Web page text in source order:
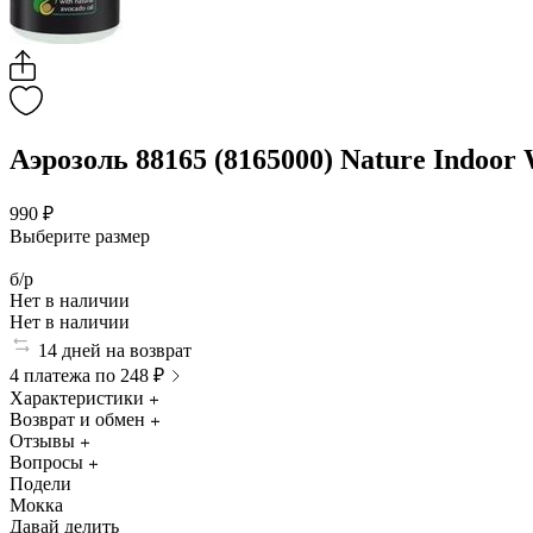
Аэрозоль 88165 (8165000) Nature Indoor
990 ₽
Выберите размер
б/р
Нет в наличии
Нет в наличии
14 дней на возврат
4 платежа по 248 ₽
Характеристики
Возврат и обмен
Отзывы
Вопросы
Подели
Мокка
Давай делить